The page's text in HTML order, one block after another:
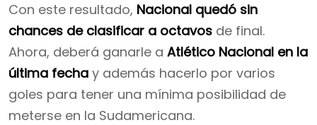
Con este resultado, Nacional quedó sin
chances de clasificar a octavos de final.
Ahora, deberá ganarle a Atlético Nacional en la
última fecha y además hacerlo por varios
goles para tener una mínima posibilidad de
meterse en la Sudamericana.